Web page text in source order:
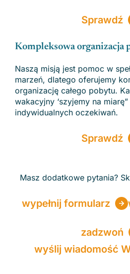
Sprawdź
Kompleksowa organizacja
Naszą misją jest pomoc w
marzeń, dlatego oferujemy
organizację całego pobytu.
wakacyjny ‘szyjemy na miarę”
indywidualnych oczekiwań.
Sprawdź
Masz dodatkowe pytania?
wypełnij formularz
zadzwoń
wyślij wiadomość